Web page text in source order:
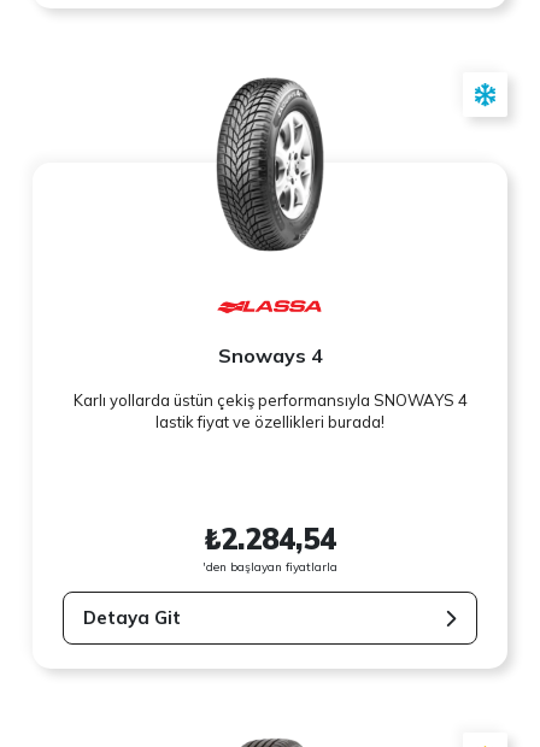
Snoways 4
Karlı yollarda üstün çekiş performansıyla SNOWAYS 4
lastik fiyat ve özellikleri burada!
₺2.284,54
'den başlayan fiyatlarla
Detaya Git